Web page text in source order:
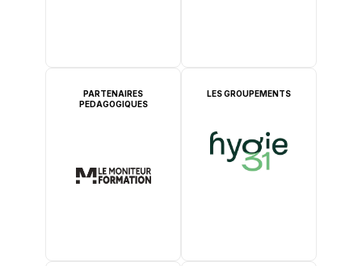
PARTENAIRES
PEDAGOGIQUES
LES GROUPEMENTS